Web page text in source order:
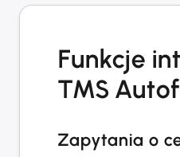
Funkcje
TMS
Zapytania o